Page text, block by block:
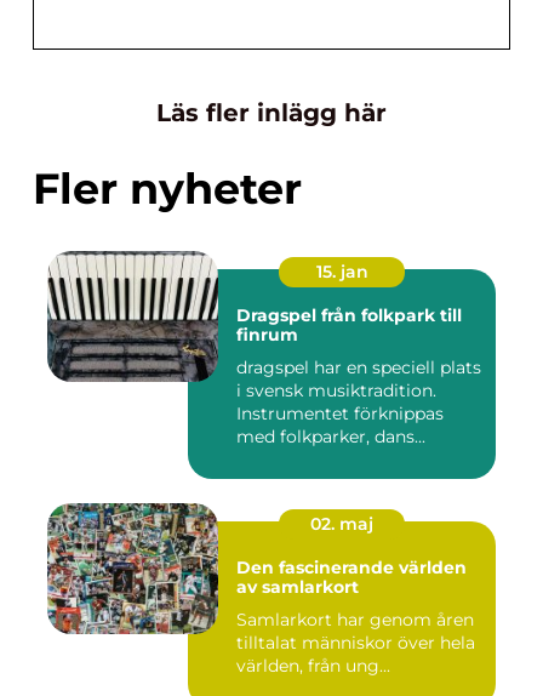
Läs fler inlägg här
Fler nyheter
15. jan
Dragspel från folkpark till
finrum
dragspel har en speciell plats
i svensk musiktradition.
Instrumentet förknippas
med folkparker, dans...
02. maj
Den fascinerande världen
av samlarkort
Samlarkort har genom åren
tilltalat människor över hela
världen, från ung...